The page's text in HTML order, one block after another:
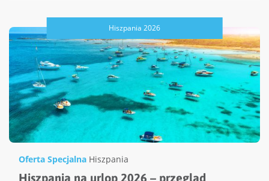
Hiszpania 2026
Oferta Specjalna Hiszpania
Hiszpania na urlop 2026 – przegląd